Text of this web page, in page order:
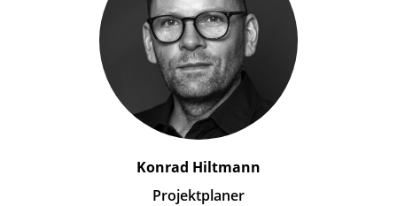
Konrad Hiltmann
Projektplaner